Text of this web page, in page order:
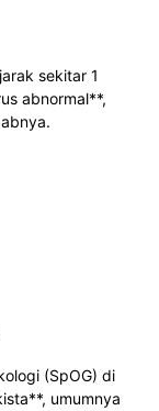
sekitar 1
abnormal**,
(SpOG) di
umumnya